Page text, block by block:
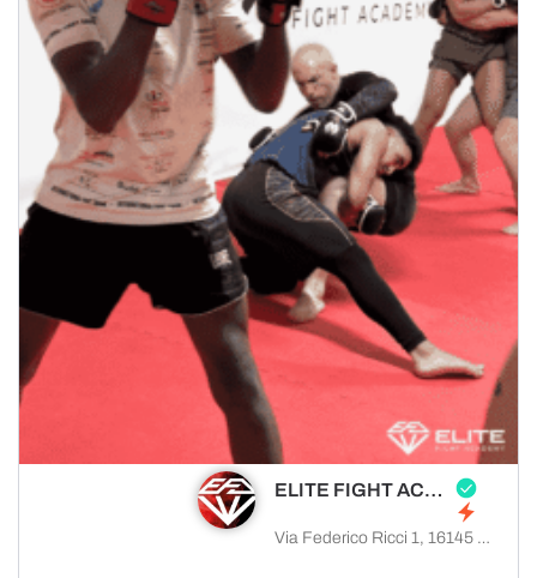
ELITE FIGHT ACADEMY
Via Federico Ricci 1, 16145 Genova città metropolitana di Genova, Italia